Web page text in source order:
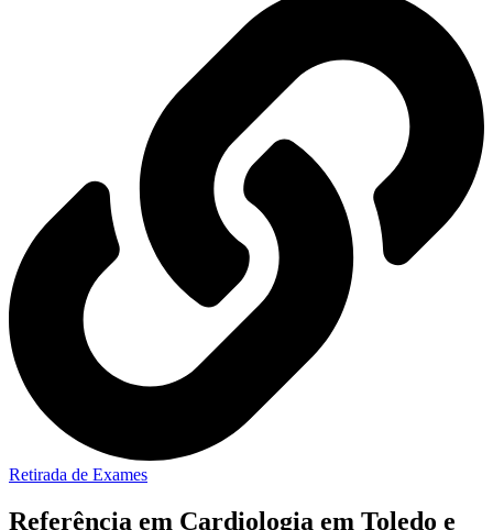
Retirada de Exames
Referência em Cardiologia em Toledo e